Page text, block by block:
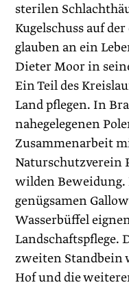
sterilen
Kugelschuss auf
glauben an ein
Dieter Moor in
Ein Teil des
Land pflegen. In
nahegelegenen
Zusammenarbeit
Naturschutzverein
wilden Beweidung.
genügsamen
Wasserbüffel
Landschaftspflege.
zweiten Standbein
Hof und die